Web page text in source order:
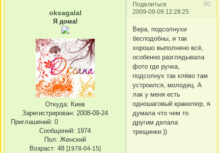
Поделиться
80
2009-09-09 12:28:25
oksagalal
Я дома!
Откуда: Киев
Зарегистрирован: 2008-09-24
Приглашений: 0
Сообщений: 1974
Пол: Женский
Возраст: 48 [1978-04-15]
Вера, подсолнухи
бесподобны, и так
хорошо выполнено всё,
особенно разглядывала
фото где ручка,
подсолнух так клёво там
устроился, молодец. А
лак у меня есть
одношаговый кракелюр, я
думала что чем то
другим делала
трещинки.))